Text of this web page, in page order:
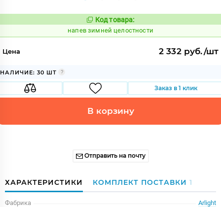
Код:
1082118
Код товара:
напев зимней целостности
Цена 2 332 руб./шт
НАЛИЧИЕ: 30 ШТ
Заказ в 1 клик
В корзину
Отправить на почту
ХАРАКТЕРИСТИКИ КОМПЛЕКТ ПОСТАВКИ 1
Фабрика
Arlight